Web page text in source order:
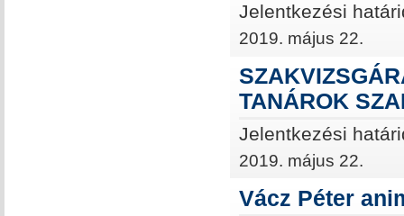
Jelentkezési
2019. május 22.
TANÁROK
Jelentkezési
2019. május 22.
Vácz Péter